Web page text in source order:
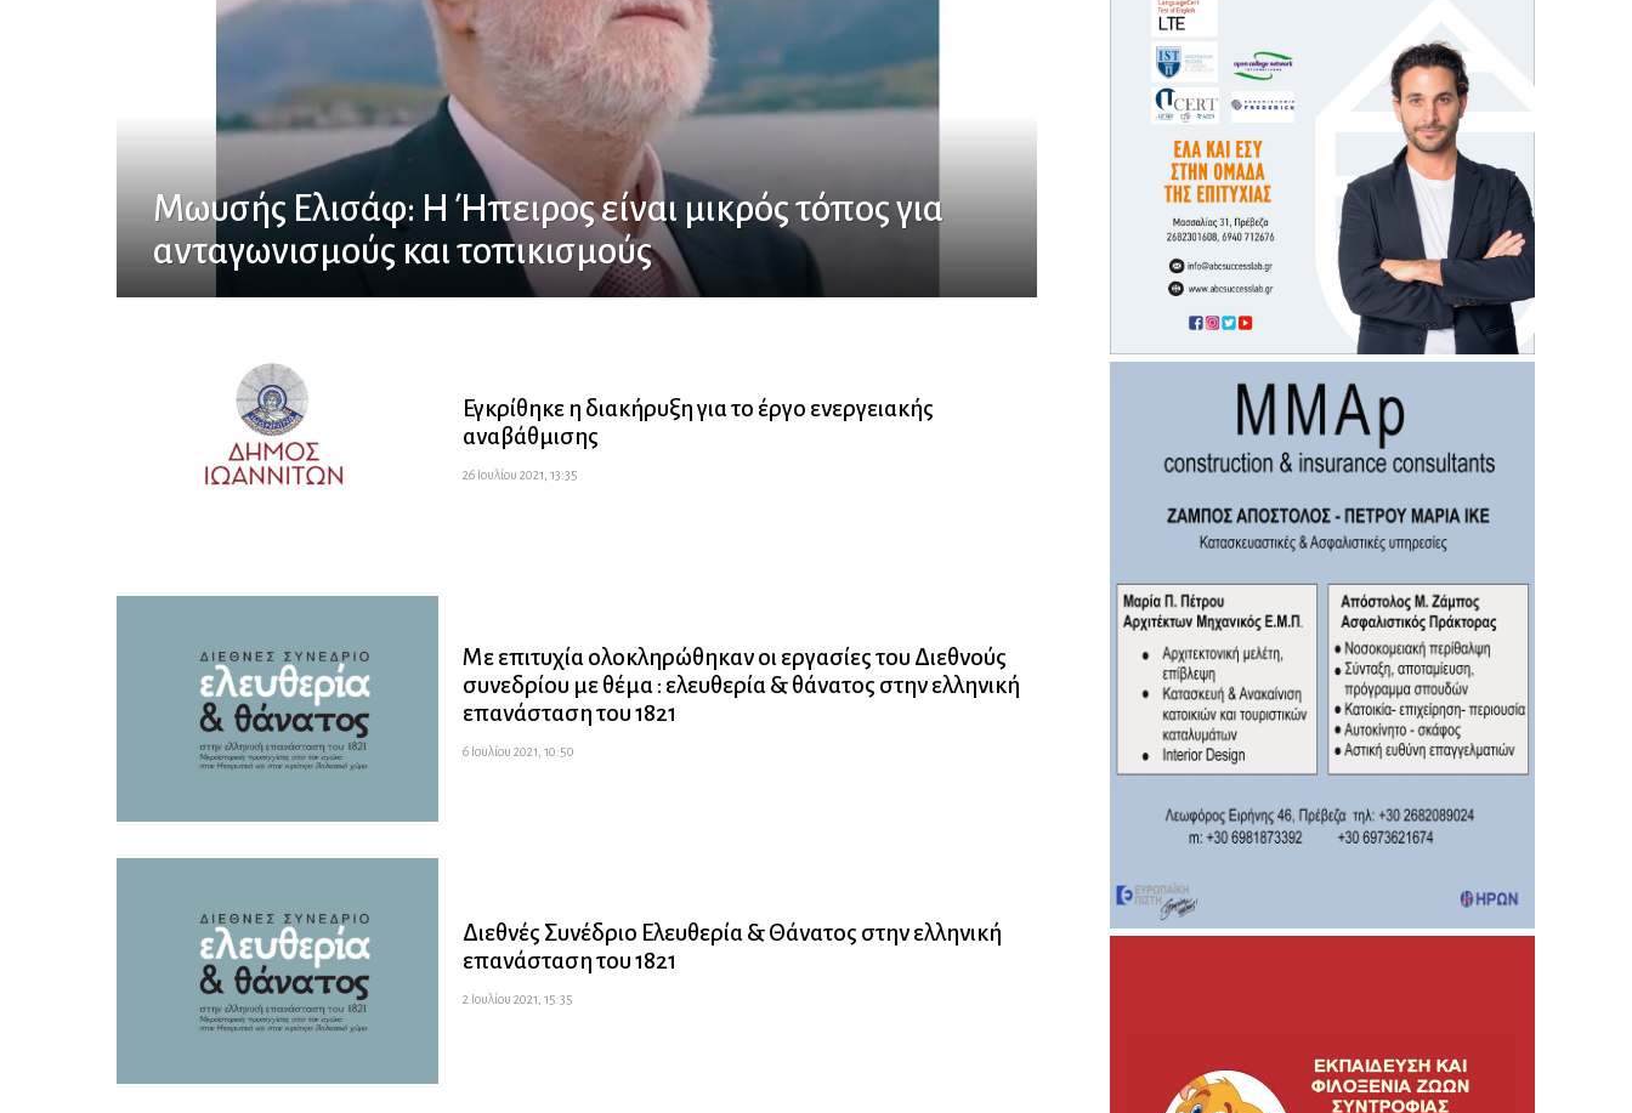
Μωυσής Ελισάφ: Η Ήπειρος είναι μικρός τόπος για
ανταγωνισμούς και τοπικισμούς
Εγκρίθηκε η διακήρυξη για το έργο ενεργειακής
αναβάθμισης
26 Ιουλίου 2021, 13:35
Με επιτυχία ολοκληρώθηκαν οι εργασίες του Διεθνούς
συνεδρίου με θέμα : ελευθερία & θάνατος στην ελληνική
επανάσταση του 1821
6 Ιουλίου 2021, 10:50
Διεθνές Συνέδριο Ελευθερία & Θάνατος στην ελληνική
επανάσταση του 1821
2 Ιουλίου 2021, 15:35